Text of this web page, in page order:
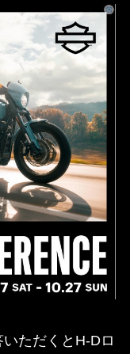
ただくとH-Dロ